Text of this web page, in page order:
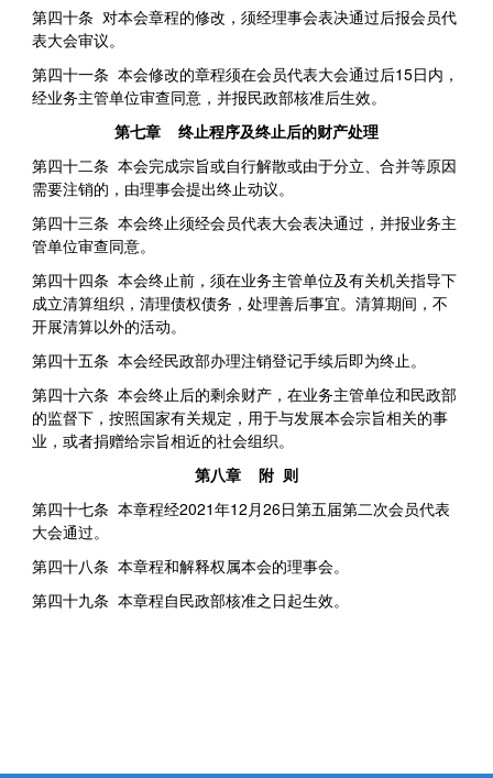
第四十条 对本会章程的修改，须经理事会表决通过后报会员代
表大会审议。
第四十一条 本会修改的章程须在会员代表大会通过后15日内，
经业务主管单位审查同意，并报民政部核准后生效。
第七章 终止程序及终止后的财产处理
第四十二条 本会完成宗旨或自行解散或由于分立、合并等原因
需要注销的，由理事会提出终止动议。
第四十三条 本会终止须经会员代表大会表决通过，并报业务主
管单位审查同意。
第四十四条 本会终止前，须在业务主管单位及有关机关指导下
成立清算组织，清理债权债务，处理善后事宜。清算期间，不
开展清算以外的活动。
第四十五条 本会经民政部办理注销登记手续后即为终止。
第四十六条 本会终止后的剩余财产，在业务主管单位和民政部
的监督下，按照国家有关规定，用于与发展本会宗旨相关的事
业，或者捐赠给宗旨相近的社会组织。
第八章 附 则
第四十七条 本章程经2021年12月26日第五届第二次会员代表
大会通过。
第四十八条 本章程和解释权属本会的理事会。
第四十九条 本章程自民政部核准之日起生效。